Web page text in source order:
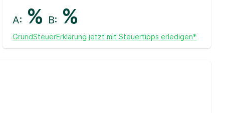
A: % B: %
GrundSteuerErklärung jetzt mit Steuertipps erledigen*